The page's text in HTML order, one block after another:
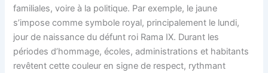
familiales, voire à la politique. Par exemple, le jaune
s’impose comme symbole royal, principalement le lundi,
jour de naissance du défunt roi Rama IX. Durant les
périodes d’hommage, écoles, administrations et habitants
revêtent cette couleur en signe de respect, rythmant